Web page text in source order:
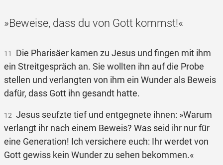
»Beweise, dass du von Gott kommst!«
11
Die Pharisäer kamen zu Jesus und fingen mit ihm
ein Streitgespräch an. Sie wollten ihn auf die Probe
stellen und verlangten von ihm ein Wunder als Beweis
dafür, dass Gott ihn gesandt hatte.
12 Jesus seufzte tief und entgegnete ihnen: »Warum
verlangt ihr nach einem Beweis? Was seid ihr nur für
eine Generation! Ich versichere euch: Ihr werdet von
Gott gewiss kein Wunder zu sehen bekommen.«